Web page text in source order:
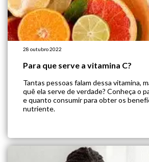
28 outubro 2022
Para que serve a vitamina C?
Tantas pessoas falam dessa vitamina,
quê ela serve de verdade? Conheça o
e quanto consumir para obter os
nutriente.